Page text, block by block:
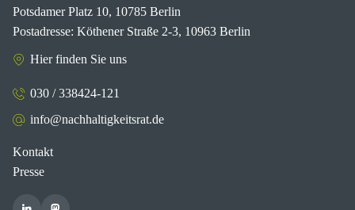
Potsdamer Platz 10, 10785 Berlin
Postadresse: Köthener Straße 2-3, 10963 Berlin
Hier finden Sie uns
030 / 338424-121
info@nachhaltigkeitsrat.de
Kontakt
Presse